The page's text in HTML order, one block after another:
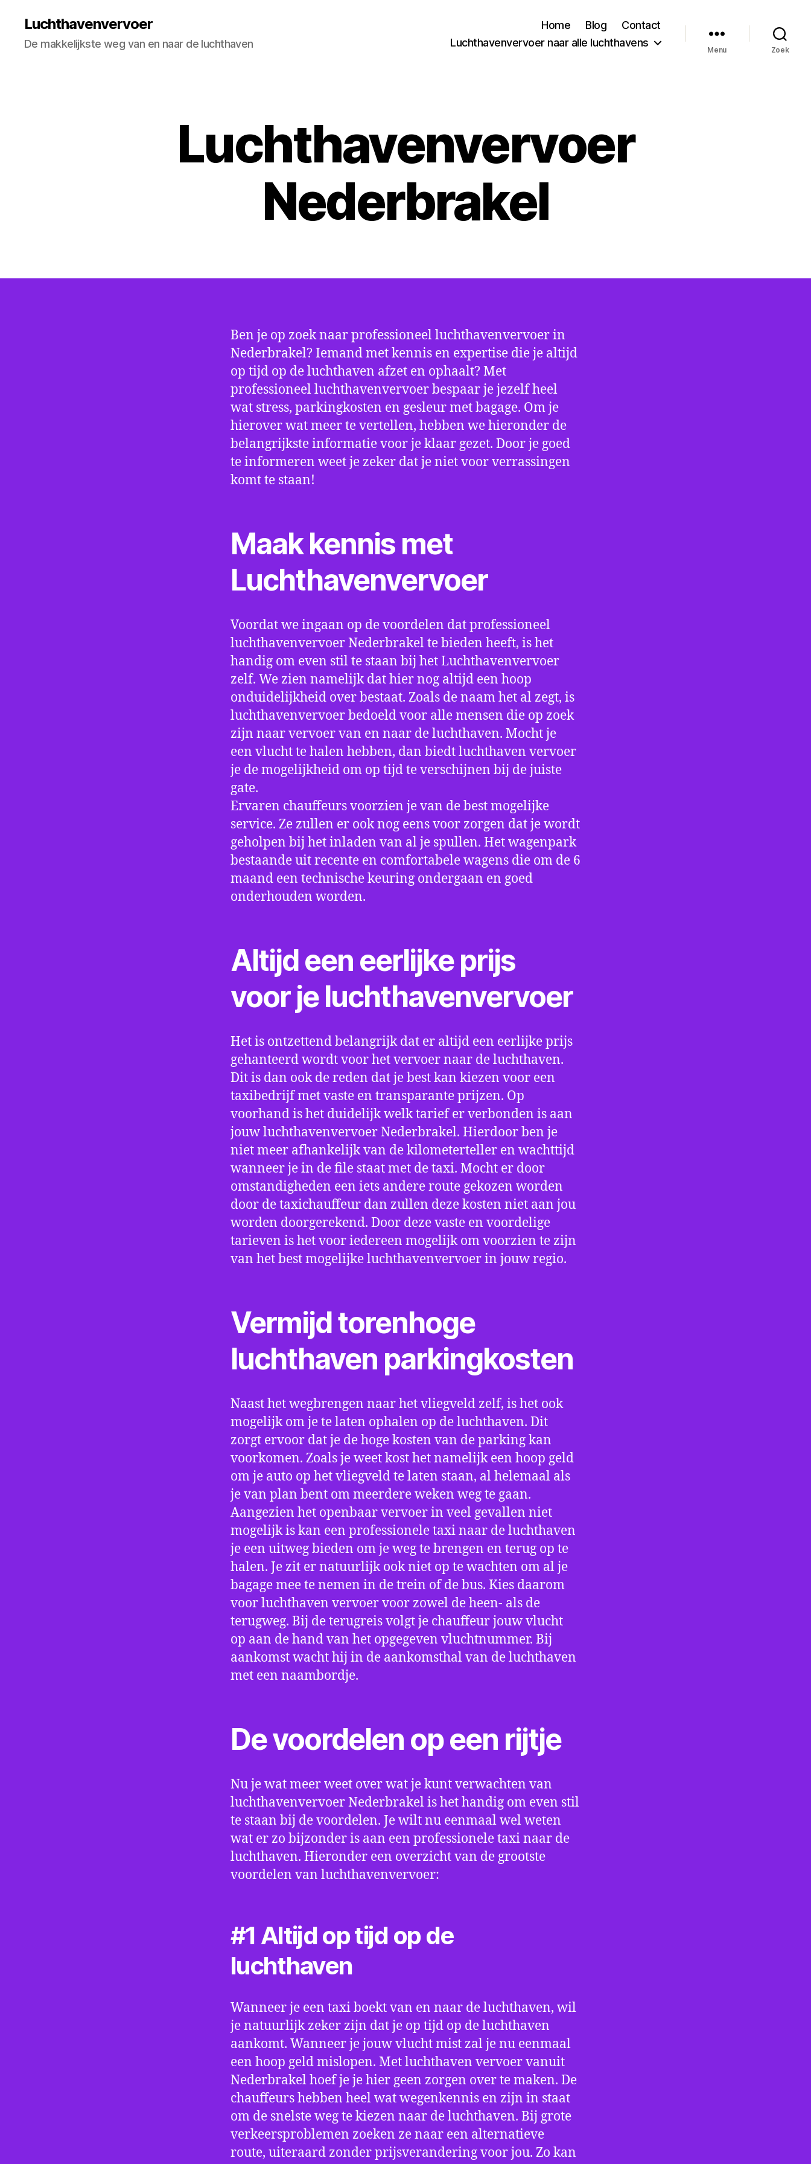
Luchthavenvervoer
De makkelijkste weg van en naar de luchthaven
Home Blog
Contact
Luchthavenvervoer naar alle luchthavens
Menu Zoek
Luchthavenvervoer
Nederbrakel
Ben je op zoek naar professioneel luchthavenvervoer in
Nederbrakel? Iemand met kennis en expertise die je altijd
op tijd op de luchthaven afzet en ophaalt? Met
professioneel luchthavenvervoer bespaar je jezelf heel
wat stress, parkingkosten en gesleur met bagage. Om je
hierover wat meer te vertellen, hebben we hieronder de
belangrijkste informatie voor je klaar gezet. Door je goed
te informeren weet je zeker dat je niet voor verrassingen
komt te staan!
Maak kennis met
Luchthavenvervoer
Voordat we ingaan op de voordelen dat professioneel
luchthavenvervoer Nederbrakel te bieden heeft, is het
handig om even stil te staan bij het Luchthavenvervoer
zelf. We zien namelijk dat hier nog altijd een hoop
onduidelijkheid over bestaat. Zoals de naam het al zegt, is
luchthavenvervoer bedoeld voor alle mensen die op zoek
zijn naar vervoer van en naar de luchthaven. Mocht je
een vlucht te halen hebben, dan biedt luchthaven vervoer
je de mogelijkheid om op tijd te verschijnen bij de juiste
gate.
Ervaren chauffeurs voorzien je van de best mogelijke
service. Ze zullen er ook nog eens voor zorgen dat je wordt
geholpen bij het inladen van al je spullen. Het wagenpark
bestaande uit recente en comfortabele wagens die om de 6
maand een technische keuring ondergaan en goed
onderhouden worden.
Altijd een eerlijke prijs
voor je luchthavenvervoer
Het is ontzettend belangrijk dat er altijd een eerlijke prijs
gehanteerd wordt voor het vervoer naar de luchthaven.
Dit is dan ook de reden dat je best kan kiezen voor een
taxibedrijf met vaste en transparante prijzen. Op
voorhand is het duidelijk welk tarief er verbonden is aan
jouw luchthavenvervoer Nederbrakel. Hierdoor ben je
niet meer afhankelijk van de kilometerteller en wachttijd
wanneer je in de file staat met de taxi. Mocht er door
omstandigheden een iets andere route gekozen worden
door de taxichauffeur dan zullen deze kosten niet aan jou
worden doorgerekend. Door deze vaste en voordelige
tarieven is het voor iedereen mogelijk om voorzien te zijn
van het best mogelijke luchthavenvervoer in jouw regio.
Vermijd torenhoge
luchthaven parkingkosten
Naast het wegbrengen naar het vliegveld zelf, is het ook
mogelijk om je te laten ophalen op de luchthaven. Dit
zorgt ervoor dat je de hoge kosten van de parking kan
voorkomen. Zoals je weet kost het namelijk een hoop geld
om je auto op het vliegveld te laten staan, al helemaal als
je van plan bent om meerdere weken weg te gaan.
Aangezien het openbaar vervoer in veel gevallen niet
mogelijk is kan een professionele taxi naar de luchthaven
je een uitweg bieden om je weg te brengen en terug op te
halen. Je zit er natuurlijk ook niet op te wachten om al je
bagage mee te nemen in de trein of de bus. Kies daarom
voor luchthaven vervoer voor zowel de heen- als de
terugweg. Bij de terugreis volgt je chauffeur jouw vlucht
op aan de hand van het opgegeven vluchtnummer. Bij
aankomst wacht hij in de aankomsthal van de luchthaven
met een naambordje.
De voordelen op een rijtje
Nu je wat meer weet over wat je kunt verwachten van
luchthavenvervoer Nederbrakel is het handig om even stil
te staan bij de voordelen. Je wilt nu eenmaal wel weten
wat er zo bijzonder is aan een professionele taxi naar de
luchthaven. Hieronder een overzicht van de grootste
voordelen van luchthavenvervoer:
#1 Altijd op tijd op de
luchthaven
Wanneer je een taxi boekt van en naar de luchthaven, wil
je natuurlijk zeker zijn dat je op tijd op de luchthaven
aankomt. Wanneer je jouw vlucht mist zal je nu eenmaal
een hoop geld mislopen. Met luchthaven vervoer vanuit
Nederbrakel hoef je je hier geen zorgen over te maken. De
chauffeurs hebben heel wat wegenkennis en zijn in staat
om de snelste weg te kiezen naar de luchthaven. Bij grote
verkeersproblemen zoeken ze naar een alternatieve
route, uiteraard zonder prijsverandering voor jou. Zo kan